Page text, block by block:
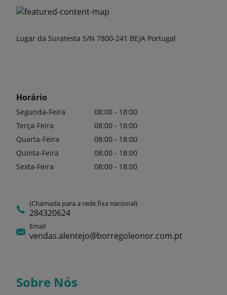
Lugar da Suratesta S/N 7800-241 BEJA Portugal
Horário
Segunda-Feira
08:00 - 18:00
Terça-Feira
08:00 - 18:00
Quarta-Feira
08:00 - 18:00
Quinta-Feira
08:00 - 18:00
Sexta-Feira
08:00 - 18:00
(Chamada para a rede fixa nacional)
284320624
Email
vendas.alentejo@borregoleonor.com.pt
Sobre Nós